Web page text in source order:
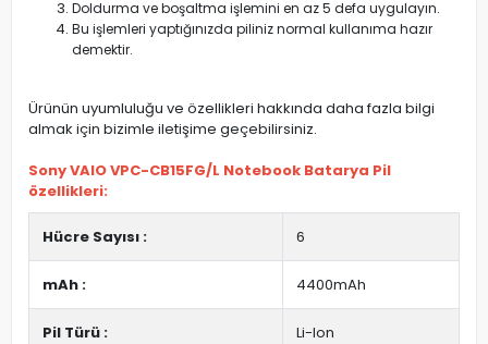
Doldurma ve boşaltma işlemini en az 5 defa uygulayın.
Bu işlemleri yaptığınızda piliniz normal kullanıma hazır
demektir.
Ürünün uyumluluğu ve özellikleri hakkında daha fazla bilgi
almak için bizimle iletişime geçebilirsiniz.
Sony VAIO VPC-CB15FG/L Notebook Batarya Pil
özellikleri:
Hücre Sayısı : 6
mAh : 4400mAh
Pil Türü : Li-Ion